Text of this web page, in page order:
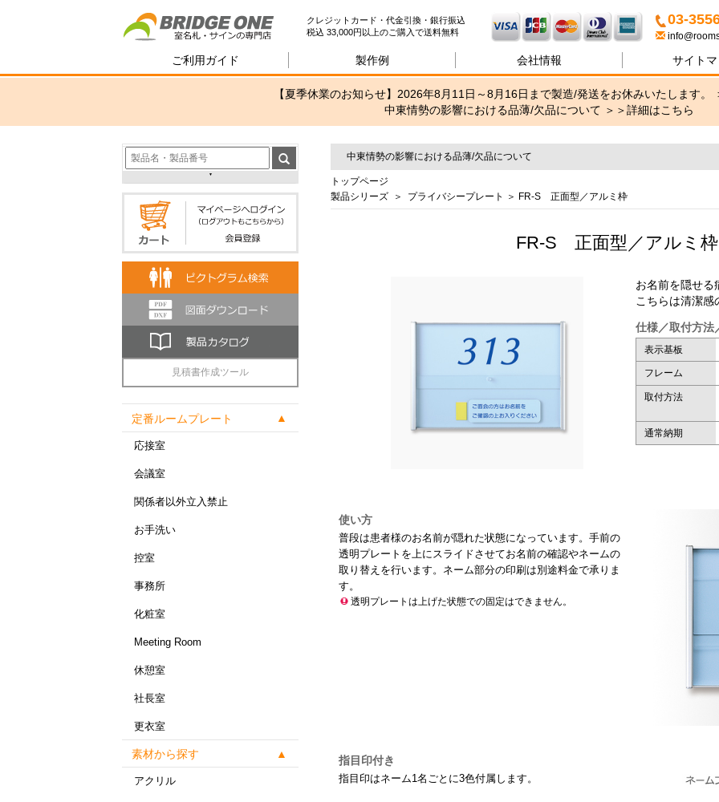
室名札・サインの専門店ブリ
クレジットカード・代金引換・銀行振込
税込 33,000円以上のご購入で送料無料
03-
ご利用ガイド 製作例 会社情報 サイト
【夏季休業のお知らせ】2026年8月11日～8月16日まで製造/発送をお休みいたします。
中東情勢の影響における品薄/欠品について ＞＞詳細はこちら
見積書作成ツール
定番ルームプレート
応接室
会議室
関係者以外立入禁止
お手洗い
控室
事務所
化粧室
Meeting Room
休憩室
社長室
更衣室
素材から探す
アクリル
中東情勢の影響における品薄/欠品について
トップページ
製品シリーズ ＞ プライバシープレート ＞ FR-S 正面型／アルミ枠
FR-S 正面型／アルミ
お名前を隠せる
こちらは清潔
仕様／取付方法
表示基板
フレーム
取付方法
通常納期
使い方
普段は患者様のお名前が隠れた状態になっています。手前の
透明プレートを上にスライドさせてお名前の確認やネームの
取り替えを行います。ネーム部分の印刷は別途料金で承りま
す。
透明プレートは上げた状態での固定はできません。
指目印付き
指目印はネーム1名ごとに3色付属します。